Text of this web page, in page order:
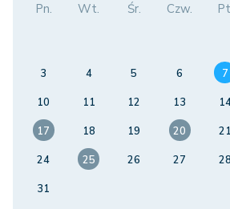
Pn. Wt. Śr. Czw.
3
4 5 6 7
10
11 12 13
17
18 19 20 21
24
25 26 27 28
31